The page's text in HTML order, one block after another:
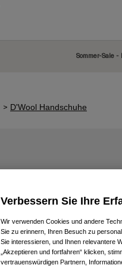
Sommer-Sale
D'Wool Handschuhe
Verbessern Sie Ihre
Wir verwenden Cookies und andere
Sie zu erinnern, Ihren Besuch zu
Sie interessieren, und Ihnen relevantere
„Akzeptieren und fortfahren“ klicken,
vertrauenswürdigen Partnern,